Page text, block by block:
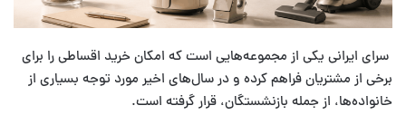
سرای ایرانی یکی از مجموعه‌هایی است که امکان خرید اقساطی را برای
برخی از مشتریان فراهم کرده و در سال‌های اخیر مورد توجه بسیاری از
خانواده‌ها، از جمله بازنشستگان، قرار گرفته است.